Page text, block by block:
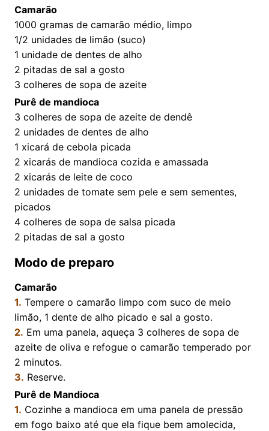
Camarão
1000 gramas de camarão médio, limpo
1/2 unidades de limão (suco)
1 unidade de dentes de alho
2 pitadas de sal a gosto
3 colheres de sopa de azeite
Purê de mandioca
3 colheres de sopa de azeite de dendê
2 unidades de dentes de alho
1 xicará de cebola picada
2 xicarás de mandioca cozida e amassada
2 xicarás de leite de coco
2 unidades de tomate sem pele e sem sementes,
picados
4 colheres de sopa de salsa picada
2 pitadas de sal a gosto
Modo de preparo
Camarão
1. Tempere o camarão limpo com suco de meio
limão, 1 dente de alho picado e sal a gosto.
2. Em uma panela, aqueça 3 colheres de sopa de
azeite de oliva e refogue o camarão temperado por
2 minutos.
3. Reserve.
Purê de Mandioca
1. Cozinhe a mandioca em uma panela de pressão
em fogo baixo até que ela fique bem amolecida,